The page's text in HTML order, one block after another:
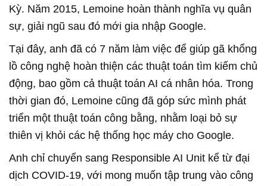
Kỳ. Năm 2015, Lemoine hoàn thành nghĩa vụ quân
sự, giải ngũ sau đó mới gia nhập Google.
Tại đây, anh đã có 7 năm làm việc để giúp gã khổng
lồ công nghệ hoàn thiện các thuật toán tìm kiếm chủ
động, bao gồm cả thuật toán AI cá nhân hóa. Trong
thời gian đó, Lemoine cũng đã góp sức mình phát
triển một thuật toán công bằng, nhằm loại bỏ sự
thiên vị khỏi các hệ thống học máy cho Google.
Anh chỉ chuyển sang Responsible AI Unit kể từ đại
dịch COVID-19, với mong muốn tập trung vào công